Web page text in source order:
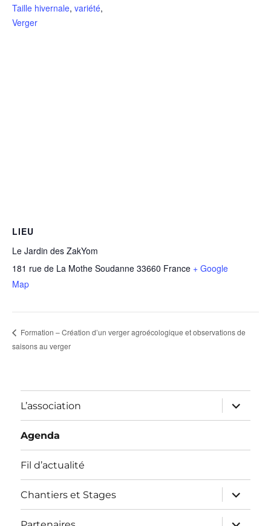
Taille hivernale, variété,
Verger
LIEU
Le Jardin des ZakYom
181 rue de La Mothe Soudanne 33660 France + Google
Map
Formation – Création d’un verger agroécologique et observations de
saisons au verger
L’association
ouvrir
le
sous-
Agenda
Fil d’actualité
Chantiers et Stages
ouvrir
le
sous-
menu
ouvrir